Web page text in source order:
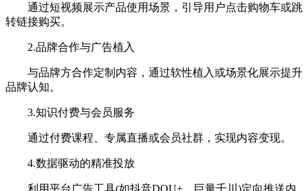
通过短视频展示产品使用场景，引导用户点击购物车或跳
转链接购买。
2.品牌合作与广告植入
与品牌方合作定制内容，通过软性植入或场景化展示提升
品牌认知。
3.知识付费与会员服务
通过付费课程、专属直播或会员社群，实现内容变现。
4.数据驱动的精准投放
利用平台广告工具(如抖音DOU+、巨量千川)定向推送内